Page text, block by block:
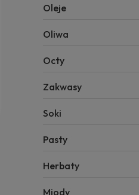
Oleje
Oliwa
Octy
Zakwasy
Soki
Pasty
Herbaty
Miody